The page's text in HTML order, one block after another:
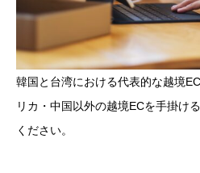
韓国と台湾における代表的な越境
リカ・中国以外の越境ECを手掛け
ください。